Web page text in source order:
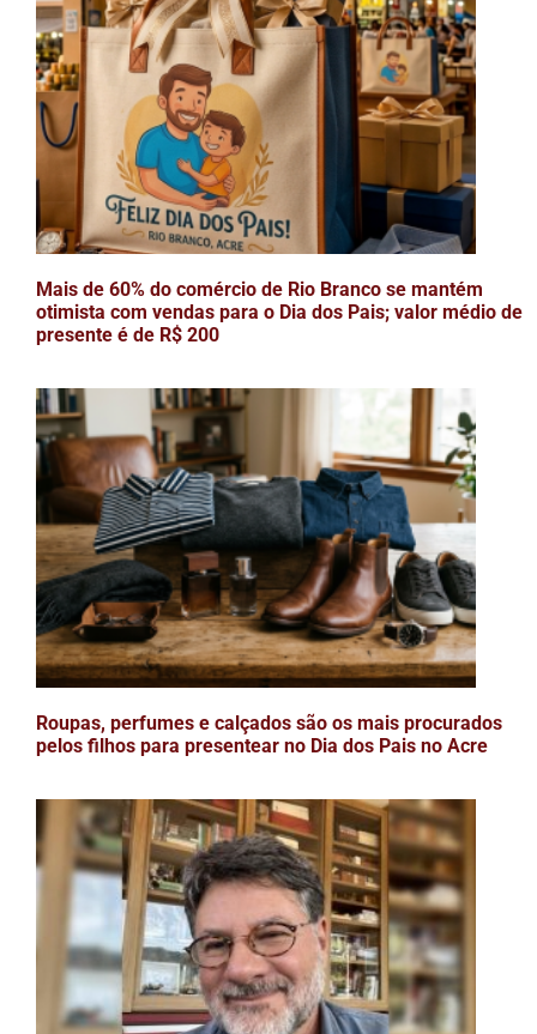
Mais de 60% do comércio de Rio Branco se mantém
otimista com vendas para o Dia dos Pais; valor médio de
presente é de R$ 200
Roupas, perfumes e calçados são os mais procurados
pelos filhos para presentear no Dia dos Pais no Acre